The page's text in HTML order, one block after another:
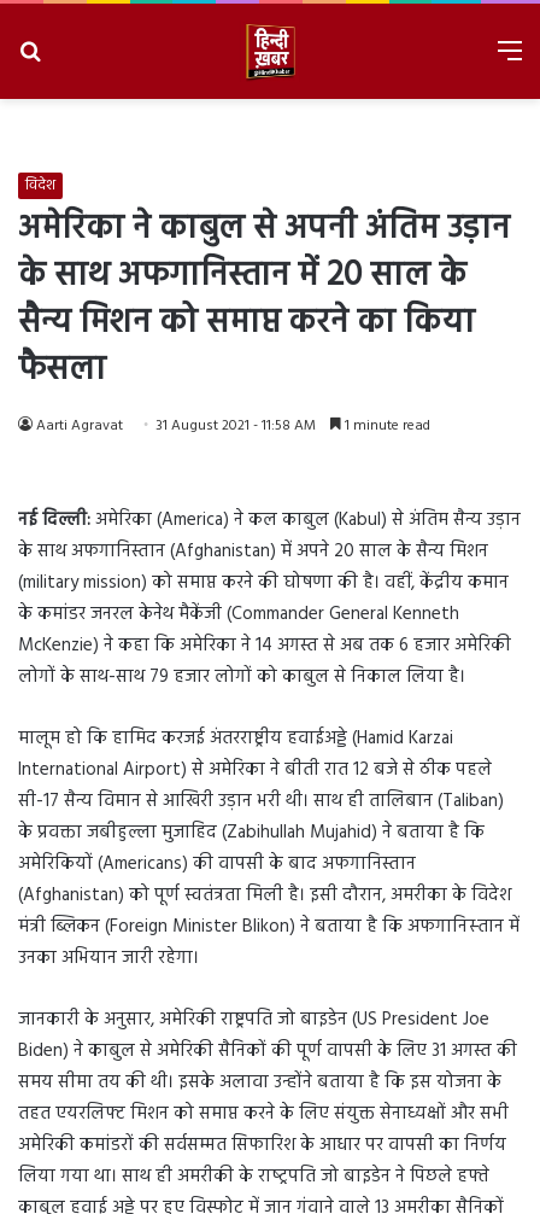
विदेश
अमेरिका ने काबुल से अपनी अंतिम उड़ान
के साथ अफगानिस्तान में 20 साल के
सैन्य मिशन को समाप्त करने का किया
फैसला
Aarti Agravat 31 August 2021 - 11:58 AM 1 minute read
नई दिल्ली:अमेरिका (America) ने कल काबुल (Kabul) से अंतिम सैन्य उड़ान
के साथ अफगानिस्तान (Afghanistan) में अपने 20 साल के सैन्य मिशन
(military mission) को समाप्त करने की घोषणा की है। वहीं, केंद्रीय कमान
के कमांडर जनरल केनेथ मैकेंजी (Commander General Kenneth
McKenzie) ने कहा कि अमेरिका ने 14 अगस्त से अब तक 6 हजार अमेरिकी
लोगों के साथ-साथ 79 हजार लोगों को काबुल से निकाल लिया है।
मालूम हो कि हामिद करजई अंतरराष्ट्रीय हवाईअड्डे (Hamid Karzai
International Airport) से अमेरिका ने बीती रात 12 बजे से ठीक पहले
सी-17 सैन्य विमान से आखिरी उड़ान भरी थी। साथ ही तालिबान (Taliban)
के प्रवक्ता जबीहुल्ला मुजाहिद (Zabihullah Mujahid) ने बताया है कि
अमेरिकियों (Americans) की वापसी के बाद अफगानिस्तान
(Afghanistan) को पूर्ण स्वतंत्रता मिली है। इसी दौरान, अमरीका के विदेश
मंत्री ब्लिकन (Foreign Minister Blikon) ने बताया है कि अफगानिस्‍तान में
उनका अभियान जारी रहेगा।
जानकारी के अनुसार, अमेरिकी राष्ट्रपति जो बाइडेन (US President Joe
Biden) ने काबुल से अमेरिकी सैनिकों की पूर्ण वापसी के लिए 31 अगस्त की
समय सीमा तय की थी। इसके अलावा उन्होंने बताया है कि इस योजना के
तहत एयरलिफ्ट मिशन को समाप्त करने के लिए संयुक्त सेनाध्यक्षों और सभी
अमेरिकी कमांडरों की सर्वसम्मत सिफारिश के आधार पर वापसी का निर्णय
लिया गया था। साथ ही अमरीकी के राष्‍ट्रपति जो बाइडेन ने पिछले हफ्ते